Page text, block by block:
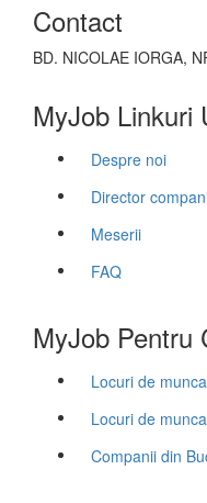
Contact
BD. NICOLAE IORGA,
MyJob Linkuri
Despre noi
Director
Meserii
FAQ
MyJob Pentru
Locuri de munca
Locuri de
Companii din